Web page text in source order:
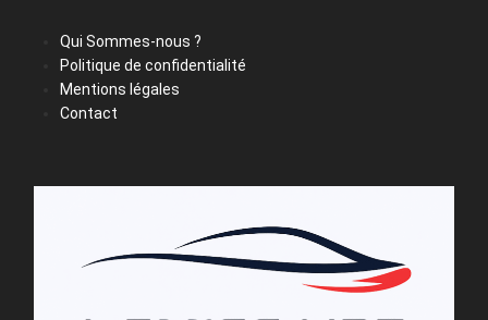
Qui Sommes-nous ?
Politique de confidentialité
Mentions légales
Contact